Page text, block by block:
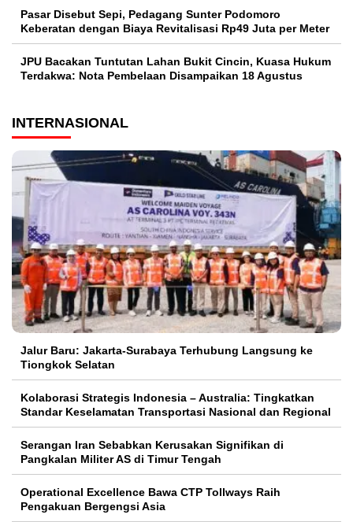
Pasar Disebut Sepi, Pedagang Sunter Podomoro
Keberatan dengan Biaya Revitalisasi Rp49 Juta per Meter
JPU Bacakan Tuntutan Lahan Bukit Cincin, Kuasa Hukum
Terdakwa: Nota Pembelaan Disampaikan 18 Agustus
INTERNASIONAL
Jalur Baru: Jakarta-Surabaya Terhubung Langsung ke
Tiongkok Selatan
Kolaborasi Strategis Indonesia – Australia: Tingkatkan
Standar Keselamatan Transportasi Nasional dan Regional
Serangan Iran Sebabkan Kerusakan Signifikan di
Pangkalan Militer AS di Timur Tengah
Operational Excellence Bawa CTP Tollways Raih
Pengakuan Bergengsi Asia